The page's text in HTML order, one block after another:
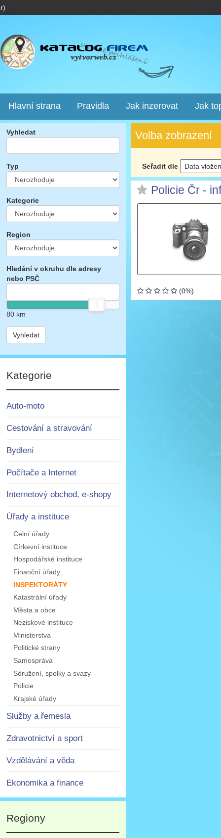
Hlavní strana Pravidla Jak inzerovat Jak
Vyhledat
Typ
Kategorie
Region
Hledání v okruhu dle adresy
nebo PSČ
80km
Vyhledat
Kategorie
Auto-moto
Cestování a stravování
Bydlení
Počítače a Internet
Internetový obchod, e-shopy
Úřady a instituce
Celní úřady
Církevní instituce
Hospodářské instituce
Finanční úřady
INSPEKTORÁTY
Katastrální úřady
Města a obce
Neziskové instituce
Ministerstva
Politické strany
Samospráva
Sdružení, spolky a svazy
Policie
Krajské úřady
Služby a řemesla
Zdravotnictví a sport
Vzdělávání a věda
Ekonomika a finance
Regiony
Volba zobrazení
Seřadit dle
Policie Čr -
(0%)